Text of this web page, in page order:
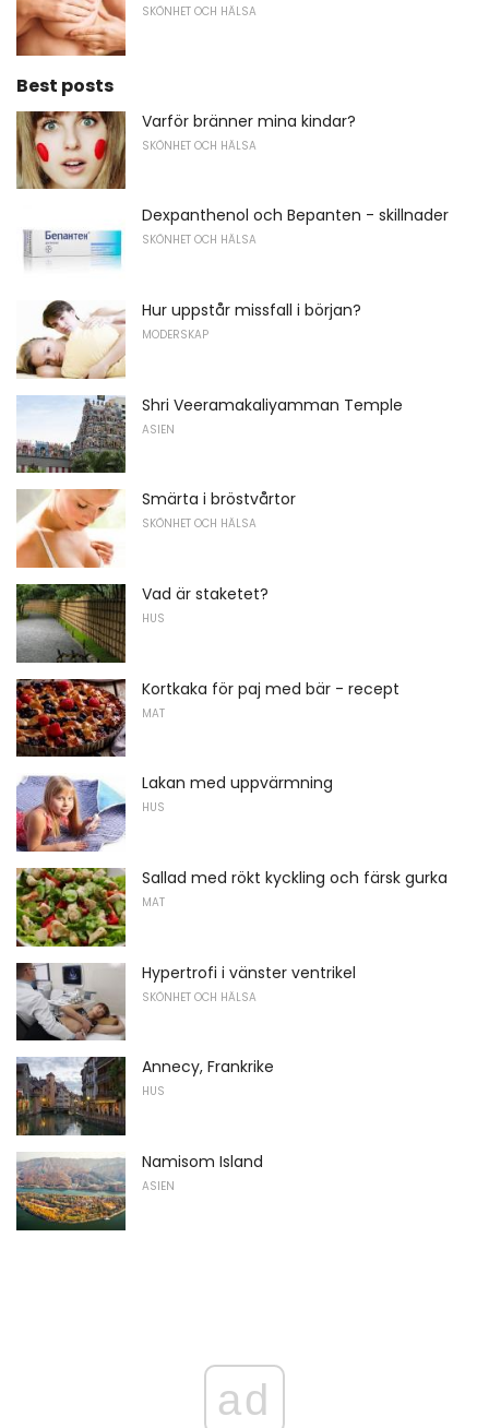
SKÖNHET OCH HÄLSA
Best posts
Varför bränner mina kindar?
SKÖNHET OCH HÄLSA
Dexpanthenol och Bepanten - skillnader
SKÖNHET OCH HÄLSA
Hur uppstår missfall i början?
MODERSKAP
Shri Veeramakaliyamman Temple
ASIEN
Smärta i bröstvårtor
SKÖNHET OCH HÄLSA
Vad är staketet?
HUS
Kortkaka för paj med bär - recept
MAT
Lakan med uppvärmning
HUS
Sallad med rökt kyckling och färsk gurka
MAT
Hypertrofi i vänster ventrikel
SKÖNHET OCH HÄLSA
Annecy, Frankrike
HUS
Namisom Island
ASIEN
ad